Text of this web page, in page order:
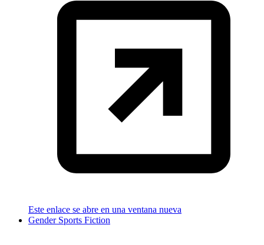
Este enlace se abre en una ventana nueva
Gender Sports Fiction